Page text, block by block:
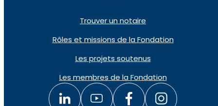
Trouver un notaire
Rôles et missions de la Fondation
Les projets soutenus
Les membres de la Fondation